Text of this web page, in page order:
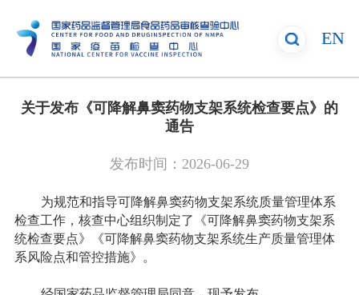
EN
关于发布《可降解鼻窦药物支架系统检查要点》的
通告
发布时间： 2026-06-29
为规范和指导可降解鼻窦药物支架系统质量管理体系
检查工作，核查中心组织制定了《可降解鼻窦药物支架系
统检查要点》《可降解鼻窦药物支架系统生产质量管理体
系风险点和管控措施》。